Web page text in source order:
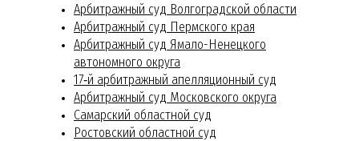
Арбитражный суд Волгоградской области
Арбитражный суд Пермского края
Арбитражный суд Ямало-Ненецкого
автономного округа
17‑й арбитражный апелляционный суд
Арбитражный суд Московского округа
Самарский областной суд
Ростовский областной суд